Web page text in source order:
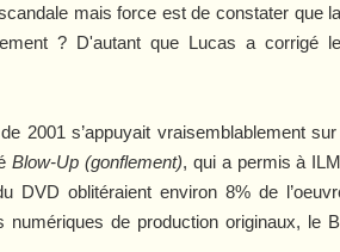
mais force est de constater que
? D'autant que Lucas a corrigé
2001 s’appuyait vraisemblablement
Blow-Up (gonflement), qui a permis à
DVD oblitéraient environ 8% de
numériques de production originaux, le